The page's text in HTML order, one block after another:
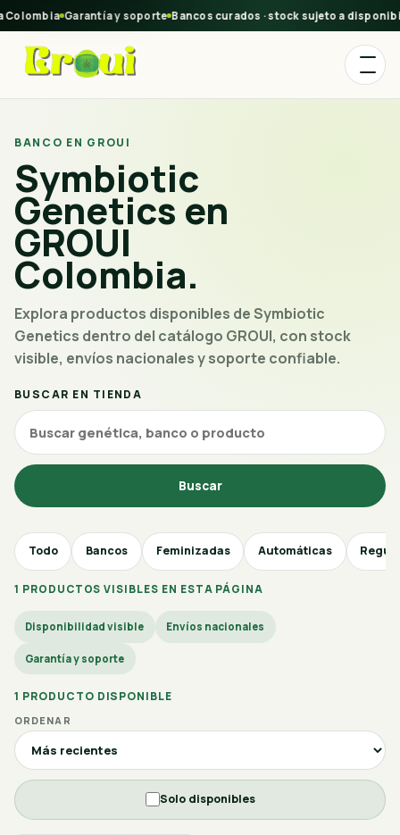
Garantía y soporte Bancos curados · stock sujeto a
BANCO EN GROUI
Symbiotic
Genetics en
GROUI
Colombia.
Explora productos disponibles de Symbiotic
Genetics dentro del catálogo GROUI, con stock
visible, envíos nacionales y soporte confiable.
BUSCAR EN TIENDA
Buscar
Todo Bancos Feminizadas Automáticas
1 PRODUCTOS VISIBLES EN ESTA PÁGINA
Disponibilidad visible Envíos nacionales
Garantía y soporte
1 PRODUCTO DISPONIBLE
ORDENAR
Solo disponibles